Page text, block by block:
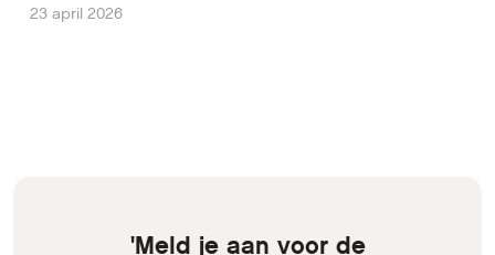
23 april 2026
'Meld je aan voor de